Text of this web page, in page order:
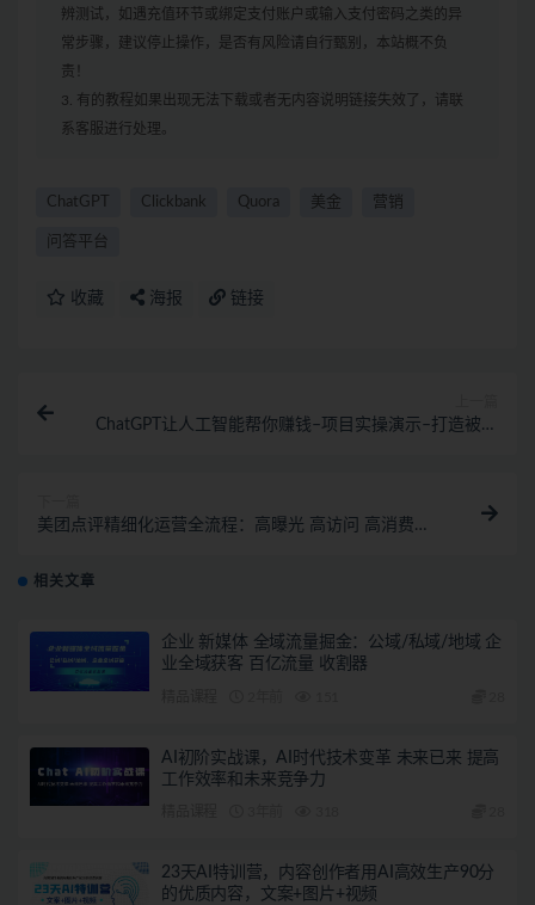
辨测试，如遇充值环节或绑定支付账户或输入支付密码之类的异
常步骤，建议停止操作，是否有风险请自行甄别，本站概不负
责！
3. 有的教程如果出现无法下载或者无内容说明链接失效了，请联
系客服进行处理。
ChatGPT Clickbank Quora 美金 营销
问答平台
收藏 海报 链接
ChatGPT让人工智能帮你赚钱–项目实操演示–打造被动
美团点评精细化运营全流程：高曝光 高访问 高消费转
相关文章
企业 新媒体 全域流量掘金：公域/私域/地域 企
业全域获客 百亿流量 收割器
AI初阶实战课，AI时代技术变革 未来已来 提高
工作效率和未来竞争力
23天AI特训营，内容创作者用AI高效生产90分
的优质内容，文案+图片+视频